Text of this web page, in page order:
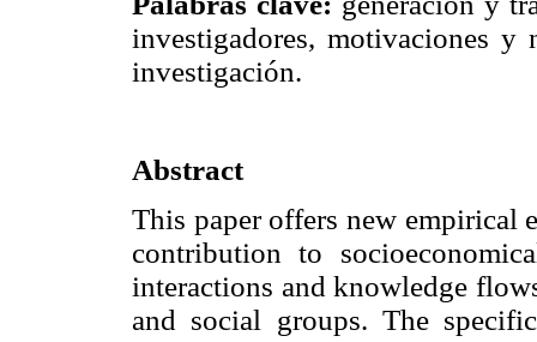
investigadores, motivaciones y
investigación.
Abstract
This paper offers new empirical
contribution to
interactions and knowledge
and social groups. The